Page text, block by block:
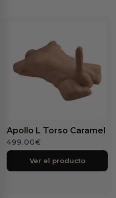
Apollo L Torso Caramel
499.00€
Ver el producto